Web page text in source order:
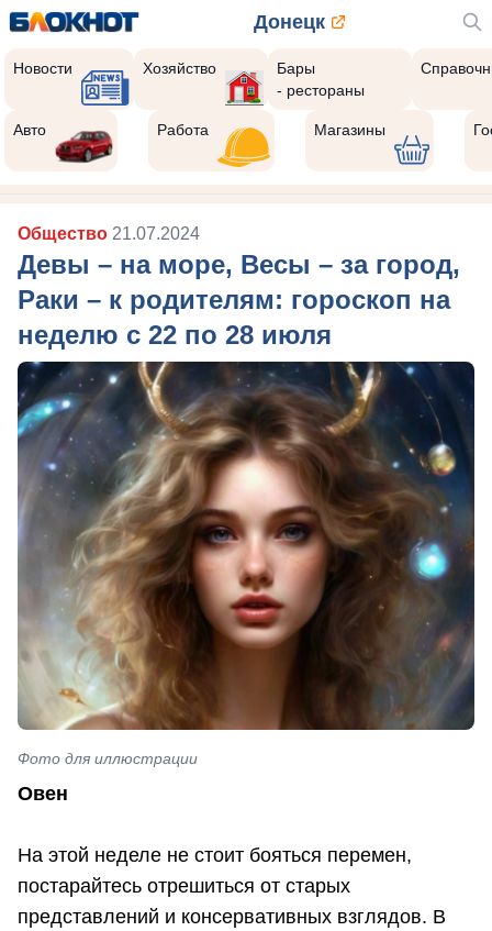
Донецк
Новости Хозяйство
Бары
- рестораны
Авто Работа Магазины
Общество 21.07.2024
Девы – на море, Весы – за город,
Раки – к родителям: гороскоп на
неделю с 22 по 28 июля
Фото для иллюстрации
Овен
На этой неделе не стоит бояться перемен,
постарайтесь отрешиться от старых
представлений и консервативных взглядов. В